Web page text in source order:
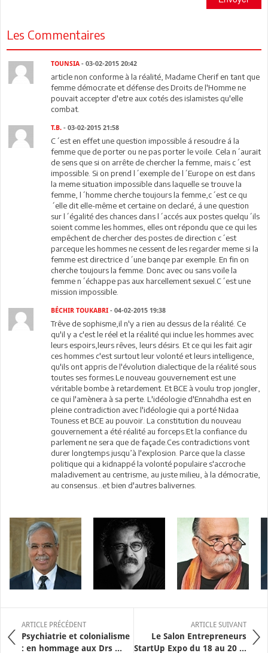
Les Commentaires
TOUNSIA - 03-02-2015 20:42
article non conforme à la réalité, Madame Cherif en tant que
femme démocrate et défense des Droits de l'Homme ne
pouvait accepter d'etre aux cotés des islamistes qu'elle
combat.
T.B. - 03-02-2015 21:58
C´est en effet une question impossible á resoudre á la
femme que de porter ou ne pas porter le voile. Cela n´aurait
de sens que si on arrête de chercher la femme, mais c´est
impossible. Si on prend l´exemple de l´Europe on est dans
la meme situation impossible dans laquelle se trouve la
femme, l´homme cherche toujours la femme,c´est ce qu
´elle dit elle-même et certaine on declaré, á une question
sur l´égalité des chances dans l´accés aux postes quelqu´ils
soient comme les hommes, elles ont répondu que ce qui les
empêchent de chercher des postes de direction c´est
parceque les hommes ne cessent de les regarder meme si la
femme est directrice d´une banqe par exemple. En fin on
cherche toujours la femme. Donc avec ou sans voile la
femme n´échappe pas aux harcellement sexuel.C´est une
mission impossible.
BÉCHIR TOUKABRI - 04-02-2015 19:38
Trêve de sophisme,il n'y a rien au dessus de la réalité. Ce
qu'il y a c'est le réel et la réalité qui inclue les hommes avec
leurs espoirs,leurs rêves, leurs désirs. Et ce qui les fait agir
ces hommes c'est surtout leur volonté et leurs intelligence,
qu'ils ont appris de l'évolution dialectique de la réalité sous
toutes ses formes.Le nouveau gouvernement est une
véritable bombe à retardement. Et BCE à voulu trop jongler,
ce qui l'amènera à sa perte. L'idéologie d'Ennahdha est en
pleine contradiction avec l'idéologie qui a porté Nidaa
Touness et BCE au pouvoir. La constitution du nouveau
gouvernement a été réalité au forceps.Et la confiance du
parlement ne sera que de façade.Ces contradictions vont
durer longtemps jusqu’à l'explosion. Parce que la classe
politique qui a kidnappé la volonté populaire s'accroche
maladivement au centrisme, au juste milieu, à la démocratie,
au consensus...et bien d'autres balivernes.
ARTICLE PRÉCÉDENT
Psychiatrie et colonialisme
: en hommage aux Drs ...
ARTICLE SUIVANT
Le Salon Entrepreneurs
StartUp Expo du 18 au 20 ...